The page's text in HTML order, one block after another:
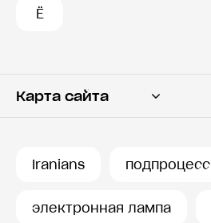
Ё
Карта сайта
Iranians подпроцесс
электронная лампа